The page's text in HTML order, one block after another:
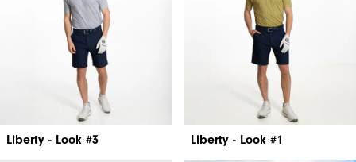
Liberty - Look #3 Liberty - Look #1